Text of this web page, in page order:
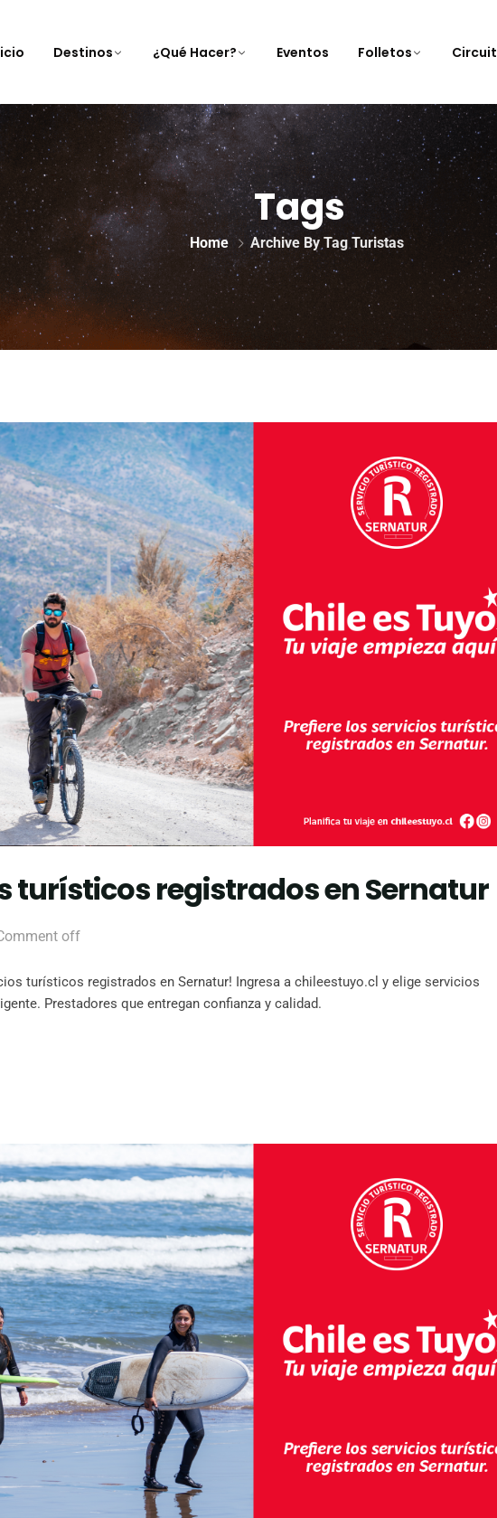
Destinos ¿Qué Hacer? Eventos Folletos
Tags
Home Archive By Tag Turistas
turísticos registrados en Sernatur
off
turísticos registrados en Sernatur! Ingresa a chileestuyo.cl y elige servicios
Prestadores que entregan confianza y calidad.